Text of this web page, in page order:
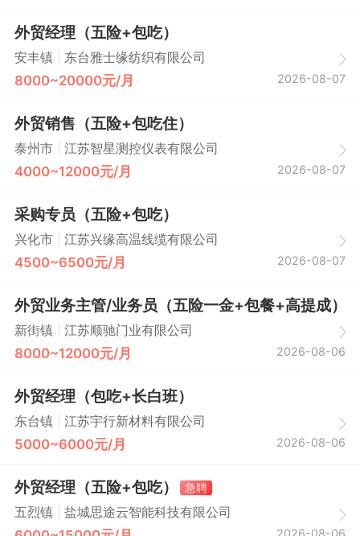
外贸经理（五险+包吃）
安丰镇 东台雅士缘纺织有限公司
8000~20000元/月 2026-08-07
外贸销售（五险+包吃住）
泰州市 江苏智星测控仪表有限公司
4000~12000元/月 2026-08-07
采购专员（五险+包吃）
兴化市 江苏兴缘高温线缆有限公司
4500~6500元/月 2026-08-07
外贸业务主管/业务员（五险一金+包餐+高提成）
新街镇 江苏顺驰门业有限公司
8000~12000元/月 2026-08-06
外贸经理（包吃+长白班）
东台镇 江苏宇行新材料有限公司
5000~6000元/月 2026-08-06
外贸经理（五险+包吃）
急聘
五烈镇
盐城思途云智能科技有限公司